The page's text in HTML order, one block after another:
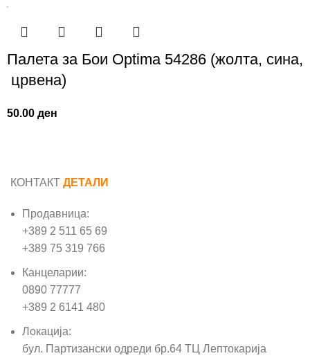
Палета за Бои Optima 54286 (жолта, сина,
црвена)
50.00ден
КОНТАКТ ДЕТАЛИ
Продавница:
+389 2 511 65 69
+389 75 319 766
Канцеларии:
0890 77777
+389 2 6141 480
Локација:
бул. Партизански одреди бр.64 ТЦ Лептокарија